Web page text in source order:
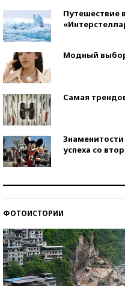
Путешествие
Модный
Самая
успеха со
ФОТОИСТОРИИ